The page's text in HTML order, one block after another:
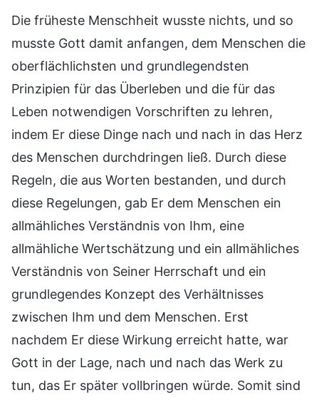
Die früheste Menschheit wusste nichts, und so
musste Gott damit anfangen, dem Menschen die
oberflächlichsten und grundlegendsten
Prinzipien für das Überleben und die für das
Leben notwendigen Vorschriften zu lehren,
indem Er diese Dinge nach und nach in das Herz
des Menschen durchdringen ließ. Durch diese
Regeln, die aus Worten bestanden, und durch
diese Regelungen, gab Er dem Menschen ein
allmähliches Verständnis von Ihm, eine
allmähliche Wertschätzung und ein allmähliches
Verständnis von Seiner Herrschaft und ein
grundlegendes Konzept des Verhältnisses
zwischen Ihm und dem Menschen. Erst
nachdem Er diese Wirkung erreicht hatte, war
Gott in der Lage, nach und nach das Werk zu
tun, das Er später vollbringen würde. Somit sind